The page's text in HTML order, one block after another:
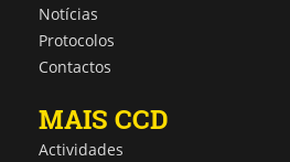
Notícias
Protocolos
Contactos
MAIS CCD
Actividades